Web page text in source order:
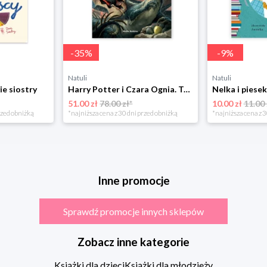
siostry
obniżką
-35%
Natuli
Harry Potter i Czara Ognia. Tom 4 Media rodzina
51.00 zł78.00 zł*
*najniższa cena z 30 dni przed obniżką
-9%
Natuli
10.00 zł11.00
*najniższa cena z
Inne promocje
Sprawdź promocje innych sklepów
Zobacz inne kategorie